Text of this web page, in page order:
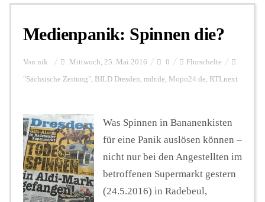
Personalien
Hintergrund
FUNKTURM-Beiträge
Podcast
Medienpanik: Spinnen die?
Von nik Mittwoch, 25. Mai 2016 0 Flurschelte
"Sächsische Zeitung", BILD Dresden, mdr.de, Mopo24.de, RTLnext
Was Spinnen in Bananenkisten
für eine Panik auslösen können –
nicht nur bei den Angestellten im
betroffenen Supermarkt gestern
(24.5.2016) in Radebeul,